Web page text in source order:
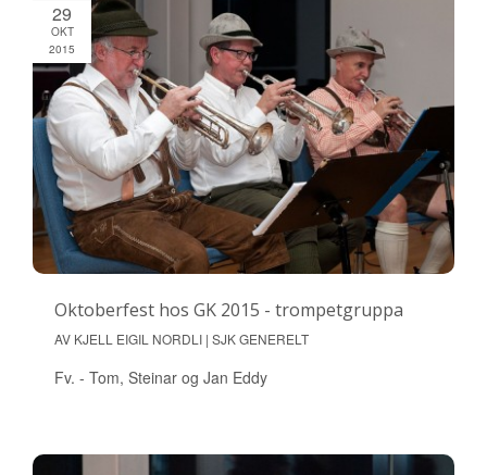
29
OKT
2015
Oktoberfest hos GK 2015 - trompetgruppa
AV KJELL EIGIL NORDLI | SJK GENERELT
Fv. - Tom, Steinar og Jan Eddy